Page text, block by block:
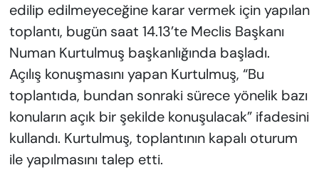
edilip edilmeyeceğine karar vermek için yapılan
toplantı, bugün saat 14.13’te Meclis Başkanı
Numan Kurtulmuş başkanlığında başladı.
Açılış konuşmasını yapan Kurtulmuş, “Bu
toplantıda, bundan sonraki sürece yönelik bazı
konuların açık bir şekilde konuşulacak” ifadesini
kullandı. Kurtulmuş, toplantının kapalı oturum
ile yapılmasını talep etti.